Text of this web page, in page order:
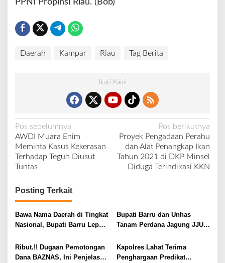
PPNI Propinsi Riau. (Bob)
Daerah Kampar Riau Tag Berita
Ikuti Kami
N
a
v
i
g
a
s
i
p
o
Pos sebelumnya
AWDI Muara Enim
Meminta Kasus Kekerasan
Terhadap Teguh Diusut
Tuntas
Pos berikutnya
Proyek Pengadaan Perahu
dan Alat Penangkap Ikan
Tahun 2021 di DKP Minsel
Diduga Terindikasi KKN
Posting Terkait
Bawa Nama Daerah di Tingkat
Nasional, Bupati Barru Lepas
XII
Bupati Barru dan Unhas
Tanam Perdana Jagung JJUH,
dan Kesejahteraan Petani
Ribut.!! Dugaan Pemotongan
Dana BAZNAS, Ini Penjelasan
Kapolres Lahat Terima
Penghargaan Predikat